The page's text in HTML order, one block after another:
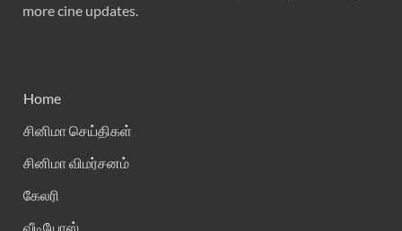
more cine updates.
Home
சினிமா செய்திகள்
சினிமா விமர்சனம்
கேலரி
வீடியோஸ்